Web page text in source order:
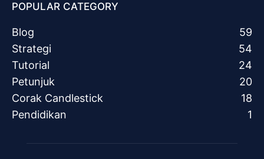
POPULAR CATEGORY
Blog
59
Strategi
54
Tutorial
24
Petunjuk
20
Corak Candlestick
18
Pendidikan
1